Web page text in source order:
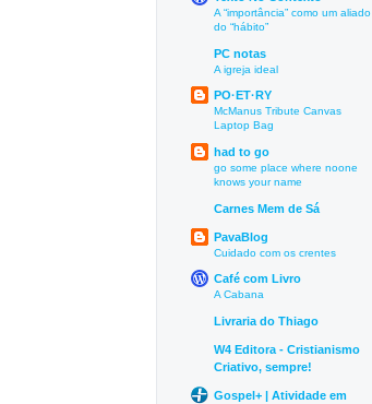
A “importância” como um aliado
do “hábito”
PC notas
A igreja ideal
PO·ET·RY
McManus Tribute Canvas
Laptop Bag
had to go
go some place where noone
knows your name
Carnes Mem de Sá
PavaBlog
Cuidado com os crentes
Café com Livro
A Cabana
Livraria do Thiago
W4 Editora - Cristianismo
Criativo, sempre!
Gospel+ | Atividade em